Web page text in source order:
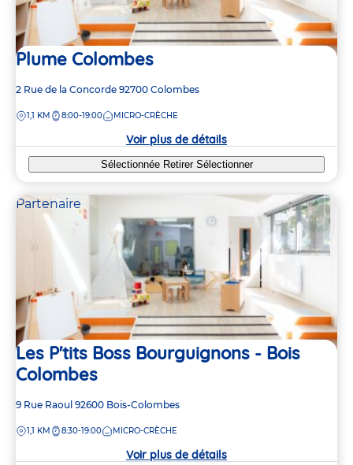
Plume Colombes
Adresse
la
2 Rue de la Concorde 92700 Colombes
DISTANCE
1,1 KM 8:00-19:00 MICRO-CRÈCHE
Voir plus de détails
Sélectionnée Retirer Sélectionner
Partenaire
Les P'tits Boss Bourguignons - Bois
Colombes
Adresse
la
9 Rue Raoul 92600 Bois-Colombes
DISTANCE
1,1 KM 8:30-19:00 MICRO-CRÈCHE
Voir plus de détails